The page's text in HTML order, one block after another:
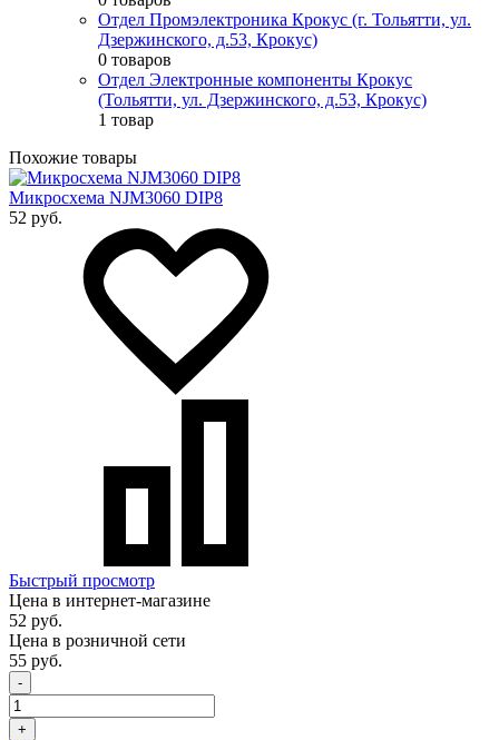
Отдел Промэлектроника Крокус (г. Тольятти, ул.
Дзержинского, д.53, Крокус)
0 товаров
Отдел Электронные компоненты Крокус
(Тольятти, ул. Дзержинского, д.53, Крокус)
1 товар
Похожие товары
Микросхема NJM3060 DIP8
52 руб.
Быстрый просмотр
Цена в интернет-магазине
52 руб.
Цена в розничной сети
55 руб.
-
+